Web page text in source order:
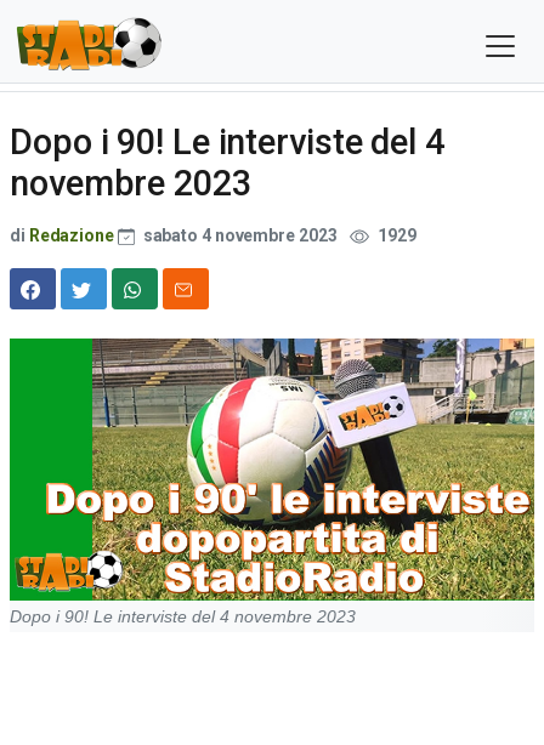
Dopo i 90! Le interviste del 4
novembre 2023
di Redazione sabato 4 novembre 2023 1929
Dopo i 90! Le interviste del 4 novembre 2023